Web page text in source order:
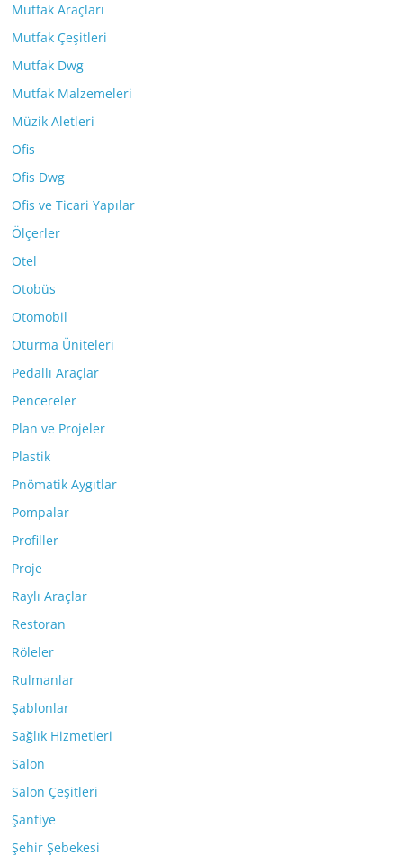
Mutfak Araçları
Mutfak Çeşitleri
Mutfak Dwg
Mutfak Malzemeleri
Müzik Aletleri
Ofis
Ofis Dwg
Ofis ve Ticari Yapılar
Ölçerler
Otel
Otobüs
Otomobil
Oturma Üniteleri
Pedallı Araçlar
Pencereler
Plan ve Projeler
Plastik
Pnömatik Aygıtlar
Pompalar
Profiller
Proje
Raylı Araçlar
Restoran
Röleler
Rulmanlar
Şablonlar
Sağlık Hizmetleri
Salon
Salon Çeşitleri
Şantiye
Şehir Şebekesi